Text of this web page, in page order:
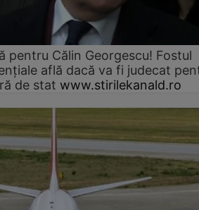
pentru Călin Georgescu! Fostul
află dacă va fi judecat
de stat www.stirilekanald.ro